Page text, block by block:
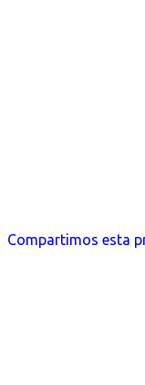
Compartimos esta